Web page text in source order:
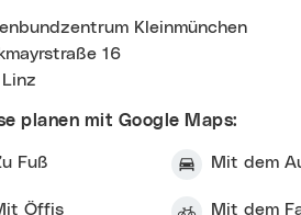
Kleinmünchen
16
planen mit Google Maps:
Fuß Mit dem
Öffis Mit dem